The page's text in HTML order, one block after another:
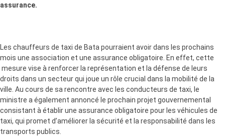
assurance.
Les chauffeurs de taxi de Bata pourraient avoir dans les prochains
mois une association et une assurance obligatoire. En effet, cette
mesure vise à renforcer la représentation et la défense de leurs
droits dans un secteur qui joue un rôle crucial dans la mobilité de la
ville. Au cours de sa rencontre avec les conducteurs de taxi, le
ministre a également annoncé le prochain projet gouvernemental
consistant à établir une assurance obligatoire pour les véhicules de
taxi, qui promet d’améliorer la sécurité et la responsabilité dans les
transports publics.